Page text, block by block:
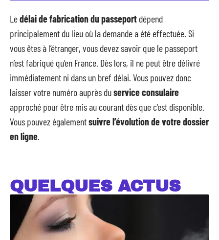
Ledélai de fabrication du passeport dépend
principalement du lieu où la demande a été effectuée. Si
vous êtes à l’étranger, vous devez savoir que le passeport
n’est fabriqué qu’en France. Dès lors, il ne peut être délivré
immédiatement ni dans un bref délai. Vous pouvez donc
laisser votre numéro auprès duservice consulaire
approché pour être mis au courant dès que c’est disponible.
Vous pouvez égalementsuivre l’évolution de votre dossier
en ligne.
QUELQUES ACTUS